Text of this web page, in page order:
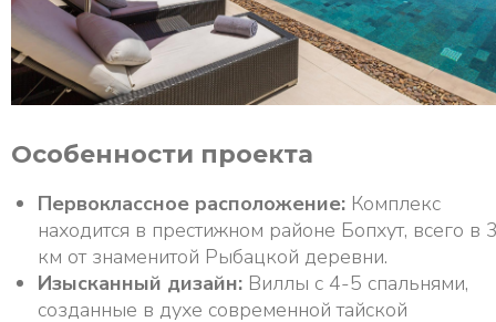
Особенности проекта
Первоклассное расположение: Комплекс
находится в престижном районе Бопхут, всего в
км от знаменитой Рыбацкой деревни.
Изысканный дизайн: Виллы с 4-5 спальнями,
созданные в духе современной тайской